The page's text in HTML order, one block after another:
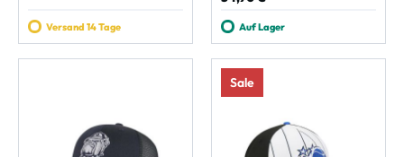
Versand 14 Tage Auf Lager
Sale